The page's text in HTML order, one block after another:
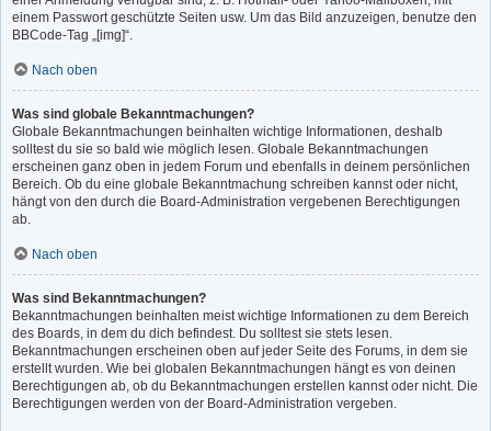
einem Passwort geschützte Seiten usw. Um das Bild anzuzeigen, benutze den
BBCode-Tag „[img]“.
Nach oben
Was sind globale Bekanntmachungen?
Globale Bekanntmachungen beinhalten wichtige Informationen, deshalb
solltest du sie so bald wie möglich lesen. Globale Bekanntmachungen
erscheinen ganz oben in jedem Forum und ebenfalls in deinem persönlichen
Bereich. Ob du eine globale Bekanntmachung schreiben kannst oder nicht,
hängt von den durch die Board-Administration vergebenen Berechtigungen
ab.
Nach oben
Was sind Bekanntmachungen?
Bekanntmachungen beinhalten meist wichtige Informationen zu dem Bereich
des Boards, in dem du dich befindest. Du solltest sie stets lesen.
Bekanntmachungen erscheinen oben auf jeder Seite des Forums, in dem sie
erstellt wurden. Wie bei globalen Bekanntmachungen hängt es von deinen
Berechtigungen ab, ob du Bekanntmachungen erstellen kannst oder nicht. Die
Berechtigungen werden von der Board-Administration vergeben.